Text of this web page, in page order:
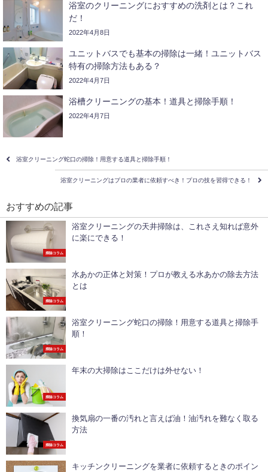
浴室のクリーニングにおすすめの洗剤とは？これ
だ！
2022年4月8日
ユニットバスでも基本の掃除は一緒！ユニットバス
特有の掃除方法もある？
2022年4月7日
浴槽クリーニングの基本！道具と掃除手順！
2022年4月7日
浴室クリーニング蛇口の掃除！用意する道具と掃除手順！
浴室クリーニングはプロの業者に依頼すべき！プロの技を習得できる！
おすすめの記事
掃除コラム
浴室クリーニングの天井掃除は、これさえ知れば意外
に楽にできる！
掃除コラム
水あかの正体と対策！プロが教える水あかの除去方法
とは
掃除コラム
浴室クリーニング蛇口の掃除！用意する道具と掃除手
順！
掃除コラム
年末の大掃除はここだけは外せない！
掃除コラム
換気扇の一番の汚れと言えば油！油汚れを難なく取る
方法
キッチンクリーニングを業者に依頼するときのポイン